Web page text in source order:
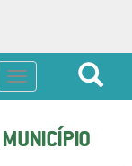
Toggle
navigation